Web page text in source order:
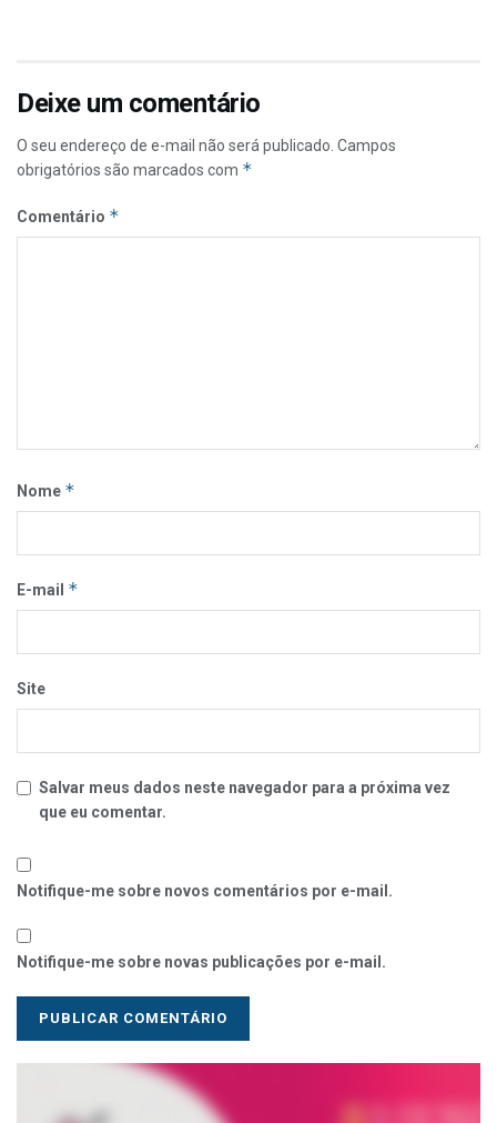
Deixe um comentário
O seu endereço de e-mail não será publicado. Campos
obrigatórios são marcados com *
Comentário *
Nome *
E-mail *
Site
Salvar meus dados neste navegador para a próxima vez
que eu comentar.
Notifique-me sobre novos comentários por e-mail.
Notifique-me sobre novas publicações por e-mail.